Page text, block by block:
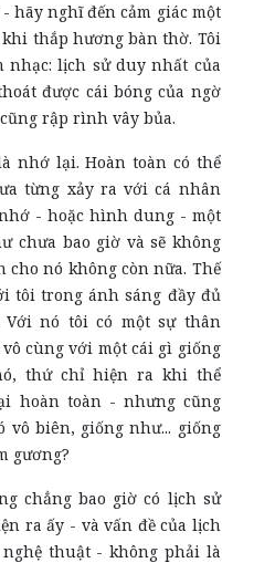
hãy nghĩ đến cảm giác một
thắp hương bàn thờ. Tôi
nhạc: lịch sử duy nhất của
được cái bóng của ngờ
rập rình vây bủa.
nhớ lại. Hoàn toàn có thể
từng xảy ra với cá nhân
- hoặc hình dung - một
chưa bao giờ và sẽ không
cho nó không còn nữa. Thế
tôi trong ánh sáng đầy đủ
nó tôi có một sự thân
cùng với một cái gì giống
thứ chỉ hiện ra khi thể
hoàn toàn - nhưng cũng
biên, giống như... giống
gương?
chẳng bao giờ có lịch sử
ra ấy - và vấn đề của lịch
thuật - không phải là